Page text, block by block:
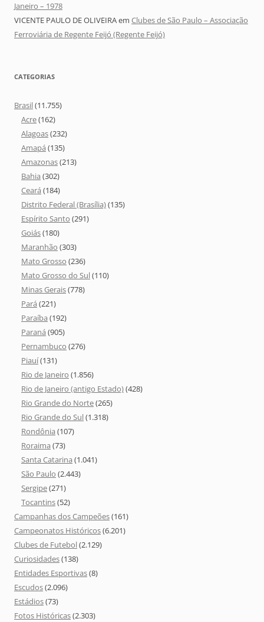
Janeiro – 1978
VICENTE PAULO DE OLIVEIRAem Clubes de São Paulo – Associação
Ferroviária de Regente Feijó (Regente Feijó)
CATEGORIAS
Brasil(11.755)
Acre(162)
Alagoas(232)
Amapá (135)
Amazonas(213)
Bahia (302)
Ceará (184)
Distrito Federal (Brasília)(135)
Espírito Santo (291)
Goiás(180)
Maranhão (303)
Mato Grosso (236)
Mato Grosso do Sul(110)
Minas Gerais(778)
Pará (221)
Paraíba (192)
Paraná (905)
Pernambuco (276)
Piauí(131)
Rio de Janeiro (1.856)
Rio de Janeiro (antigo Estado)(428)
Rio Grande do Norte(265)
Rio Grande do Sul(1.318)
Rondônia (107)
Roraima (73)
Santa Catarina (1.041)
São Paulo (2.443)
Sergipe(271)
Tocantins(52)
Campanhas dos Campeões(161)
Campeonatos Históricos(6.201)
Clubes de Futebol(2.129)
Curiosidades(138)
Entidades Esportivas(8)
Escudos(2.096)
Estádios(73)
Fotos Históricas(2.303)